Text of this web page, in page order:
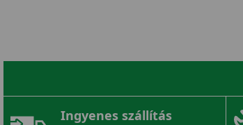
Ingyenes szállítás